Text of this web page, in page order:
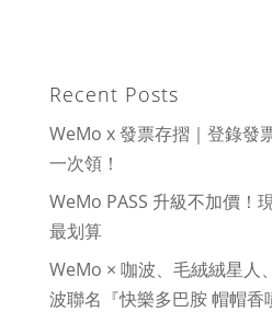
Recent Posts
WeMo x 發票存摺｜登錄發
一次領！
WeMo PASS 升級不加價！
最划算
WeMo × 咖波、毛絨絨星人
波聯名『快樂多巴胺 帽帽